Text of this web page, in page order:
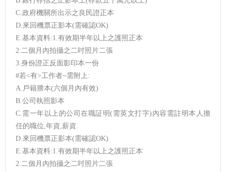
C.政府機關所出示之良民證正本
D.來回機票正影本(需確認OK)
E.基本資料:1.有效期半年以上之護照正本
2.二個月內拍攝之二吋照片二張
3.身份證正反面影印本一份
#若<有>工作者~需附上:
A.戶籍謄本(六個月內有效)
B.公司執照影本
C.需一年以上的公司在職証明(需英文打字)內容需註明本人擔
任的職位,年資,薪資.
D.來回機票正影本(需確認OK)
E.基本資料:1.有效期半年以上之護照正本
2.二個月內拍攝之二吋照片二張